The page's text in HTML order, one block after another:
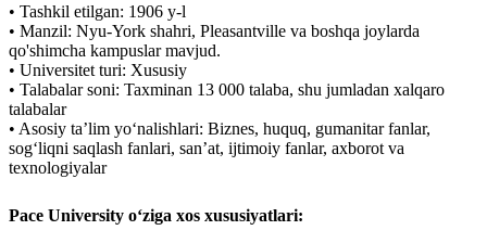
• Tashkil etilgan: 1906 y-l
• Manzil: Nyu-York shahri, Pleasantville va boshqa joylarda
qo'shimcha kampuslar mavjud.
• Universitet turi: Xususiy
• Talabalar soni: Taxminan 13 000 talaba, shu jumladan xalqaro
talabalar
• Asosiy taʼlim yoʻnalishlari: Biznes, huquq, gumanitar fanlar,
sogʻliqni saqlash fanlari, sanʼat, ijtimoiy fanlar, axborot va
texnologiyalar
Pace University o‘ziga xos xususiyatlari: